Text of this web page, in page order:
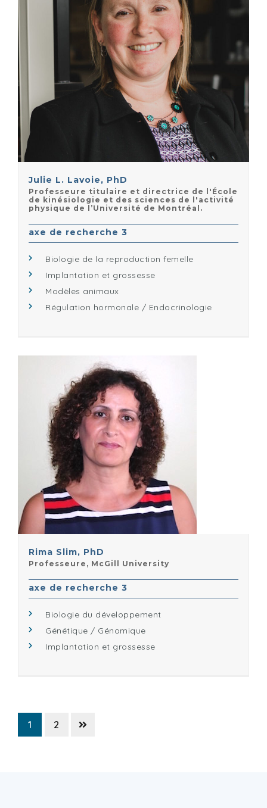
Julie L. Lavoie, PhD
Professeure titulaire et directrice de l'École
de kinésiologie et des sciences de l'activité
physique de l’Université de Montréal.
axe de recherche 3
Biologie de la reproduction femelle
Implantation et grossesse
Modèles animaux
Régulation hormonale / Endocrinologie
Rima Slim, PhD
Professeure, McGill University
axe de recherche 3
Biologie du développement
Génétique / Génomique
Implantation et grossesse
1 2